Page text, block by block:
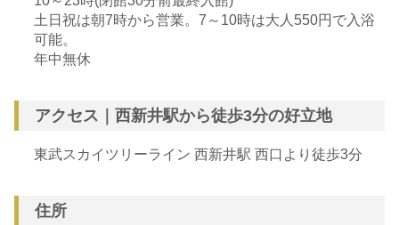
土日祝は朝7時から営業。7～10時は大人550円で入浴
可能。
年中無休
アクセス｜西新井駅から徒歩3分の好立地
東武スカイツリーライン 西新井駅 西口より徒歩3分
住所